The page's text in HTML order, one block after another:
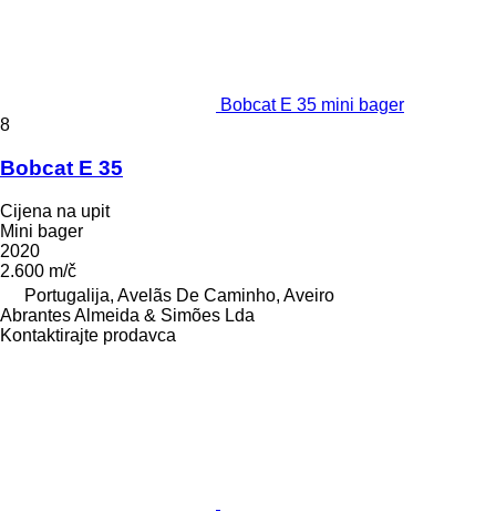
Bobcat E 35 mini bager
8
Bobcat E 35
Cijena na upit
Mini bager
2020
2.600 m/č
Portugalija, Avelãs De Caminho, Aveiro
Abrantes Almeida & Simões Lda
Kontaktirajte prodavca